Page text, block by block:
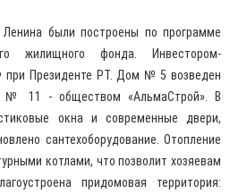
были построены по программе
жилищного фонда. Инвестором-
Президенте РТ. Дом № 5 возведен
№ 11 - обществом «АльмаСтрой». В
окна и современные двери,
сантехоборудование. Отопление
котлами, что позволит хозяевам
придомовая территория: